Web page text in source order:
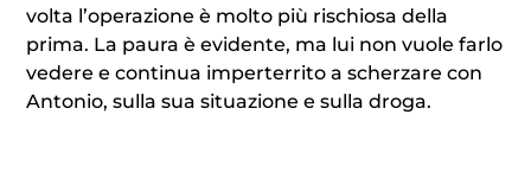
volta l’operazione è molto più rischiosa della
prima. La paura è evidente, ma lui non vuole farlo
vedere e continua imperterrito a scherzare con
Antonio, sulla sua situazione e sulla droga.